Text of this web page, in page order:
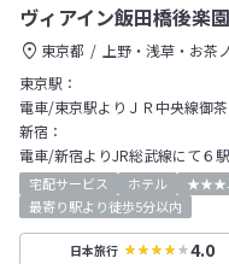
ヴィアイン飯田橋後楽園
東京都 上野・浅草・お茶
東京駅：
電車/東京駅よりＪＲ中央線御
新宿：
電車/新宿よりJR総武線にて６駅
宅配サービス ホテル ★★★
最寄り駅より徒歩5分以内
日本旅行 4.0